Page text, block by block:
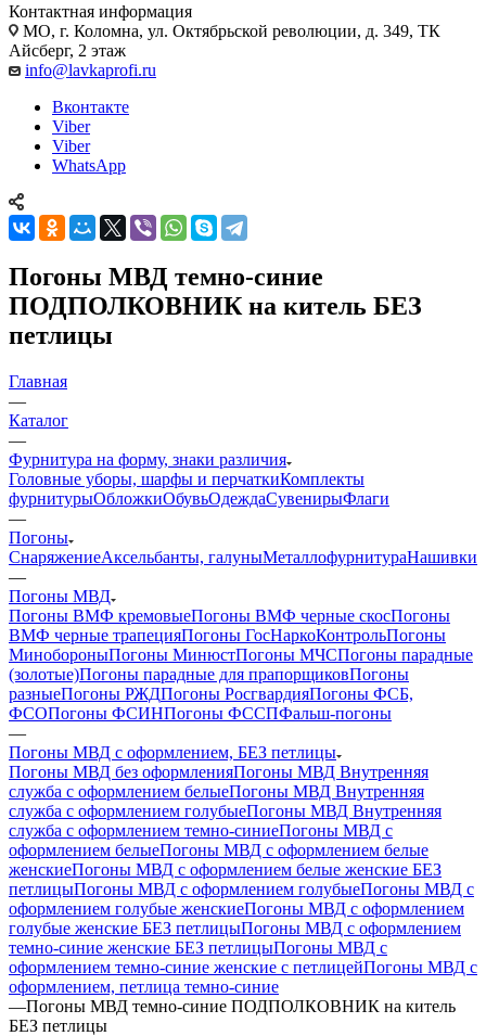
Контактная информация
МО, г. Коломна, ул. Октябрьской революции, д. 349, ТК
Айсберг, 2 этаж
info@lavkaprofi.ru
Вконтакте
Viber
Viber
WhatsApp
Погоны МВД темно-синие
ПОДПОЛКОВНИК на китель БЕЗ
петлицы
Главная
—
Каталог
—
Фурнитура на форму, знаки различия
Головные уборы, шарфы и перчаткиКомплекты
фурнитурыОбложкиОбувьОдеждаСувенирыФлаги
—
Погоны
СнаряжениеАксельбанты, галуныМеталлофурнитураНашивки
—
Погоны МВД
Погоны ВМФ кремовыеПогоны ВМФ черные скосПогоны
ВМФ черные трапецияПогоны ГосНаркоКонтрольПогоны
МинобороныПогоны МинюстПогоны МЧСПогоны парадные
(золотые)Погоны парадные для прапорщиковПогоны
разныеПогоны РЖДПогоны РосгвардияПогоны ФСБ,
ФСОПогоны ФСИНПогоны ФССПФальш-погоны
—
Погоны МВД с оформлением, БЕЗ петлицы
Погоны МВД без оформленияПогоны МВД Внутренняя
служба с оформлением белыеПогоны МВД Внутренняя
служба с оформлением голубыеПогоны МВД Внутренняя
служба с оформлением темно-синиеПогоны МВД с
оформлением белыеПогоны МВД с оформлением белые
женскиеПогоны МВД с оформлением белые женские БЕЗ
петлицыПогоны МВД с оформлением голубыеПогоны МВД с
оформлением голубые женскиеПогоны МВД с оформлением
голубые женские БЕЗ петлицыПогоны МВД с оформлением
темно-синие женские БЕЗ петлицыПогоны МВД с
оформлением темно-синие женские с петлицейПогоны МВД с
оформлением, петлица темно-синие
—Погоны МВД темно-синие ПОДПОЛКОВНИК на китель
БЕЗ петлицы